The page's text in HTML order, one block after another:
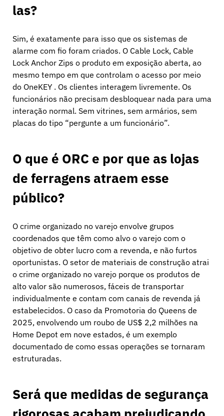
las?
Sim, é exatamente para isso que os sistemas de
alarme com fio foram criados. O Cable Lock, Cable
Lock Anchor Zips o produto em exposição aberta, ao
mesmo tempo em que controlam o acesso por meio
do OneKEY . Os clientes interagem livremente. Os
funcionários não precisam desbloquear nada para uma
interação normal. Sem vitrines, sem armários, sem
placas do tipo “pergunte a um funcionário”.
O que é ORC e por que as lojas
de ferragens atraem esse
público?
O crime organizado no varejo envolve grupos
coordenados que têm como alvo o varejo com o
objetivo de obter lucro com a revenda, e não furtos
oportunistas. O setor de materiais de construção atrai
o crime organizado no varejo porque os produtos de
alto valor são numerosos, fáceis de transportar
individualmente e contam com canais de revenda já
estabelecidos. O caso da Promotoria do Queens de
2025, envolvendo um roubo de US$ 2,2 milhões na
Home Depot em nove estados, é um exemplo
documentado de como essas operações se tornaram
estruturadas.
Será que medidas de segurança